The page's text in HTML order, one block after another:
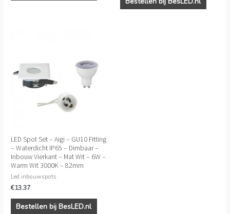
LED Spot Set – Aigi – GU10 Fitting
– Waterdicht IP65 – Dimbaar –
Inbouw Vierkant – Mat Wit – 6W –
Warm Wit 3000K – 82mm
Led inbouwspots
€13.37
Bestellen bij BesLED.nl